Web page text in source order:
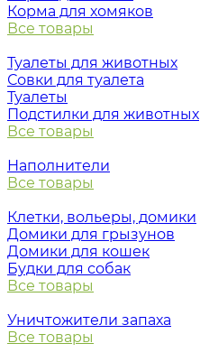
Корма для хомяков
Все товары
Туалеты для животных
Совки для туалета
Туалеты
Подстилки для животных
Все товары
Наполнители
Все товары
Клетки, вольеры, домики
Домики для грызунов
Домики для кошек
Будки для собак
Все товары
Уничтожители запаха
Все товары